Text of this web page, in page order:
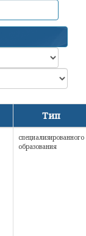
Тип
специализированного
образования